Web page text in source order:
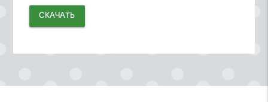
СКАЧАТЬ